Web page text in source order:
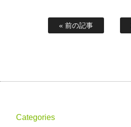
« 前の記事
Categories